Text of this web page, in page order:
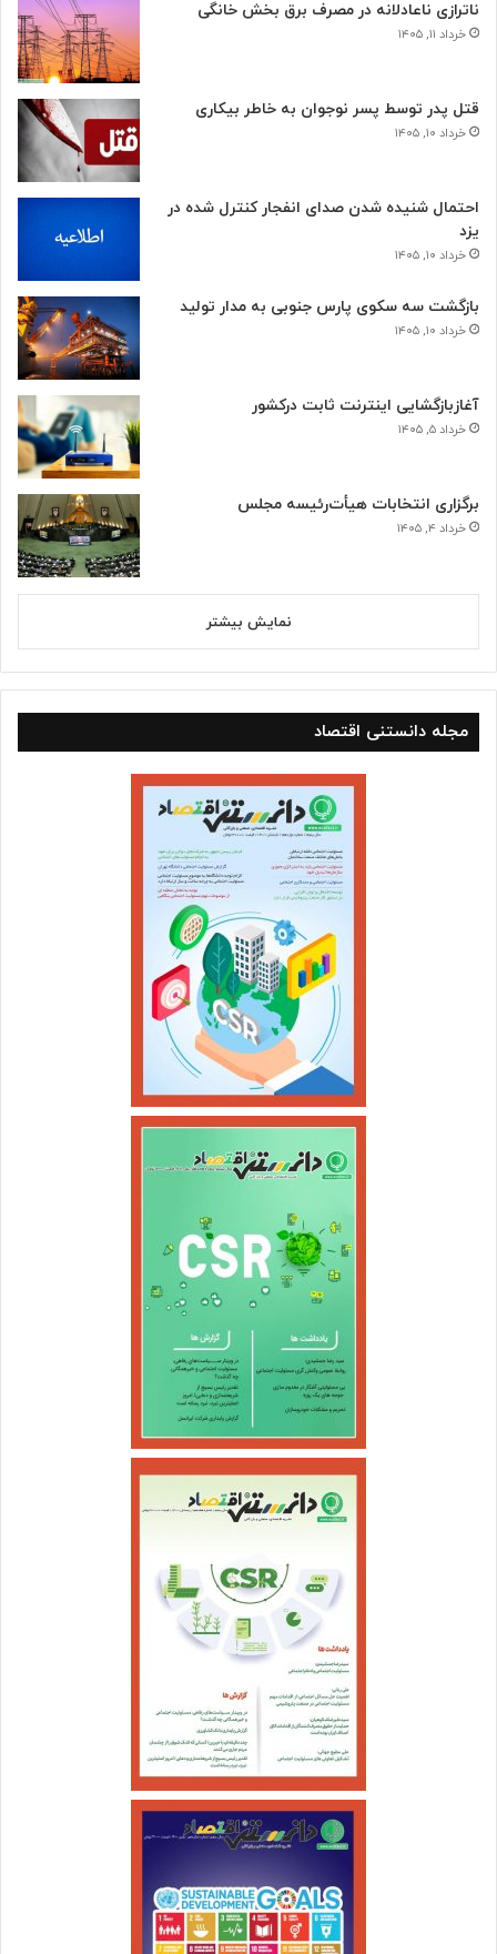
ناترازی ناعادلانه در مصرف برق بخش خانگی
خرداد ۱۱, ۱۴۰۵
قتل پدر توسط پسر نوجوان به خاطر بیکاری
خرداد ۱۰, ۱۴۰۵
احتمال شنیده شدن صدای انفجار کنترل شده در
یزد
خرداد ۱۰, ۱۴۰۵
بازگشت سه سکوی پارس جنوبی به مدار تولید
خرداد ۱۰, ۱۴۰۵
آغازبازگشایی اینترنت ثابت درکشور
خرداد ۵, ۱۴۰۵
برگزاری انتخابات هیأت‌رئیسه مجلس
خرداد ۴, ۱۴۰۵
نمایش بیشتر
مجله دانستنی اقتصاد